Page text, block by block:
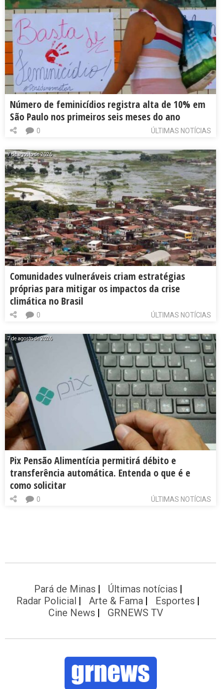
Número de feminicídios registra alta de 10% em
São Paulo nos primeiros seis meses do ano
ÚLTIMAS NOTÍCIAS
0
7 de agosto de 2026
Comunidades vulneráveis criam estratégias
próprias para mitigar os impactos da crise
climática no Brasil
ÚLTIMAS NOTÍCIAS
0
7 de agosto de 2026
Pix Pensão Alimentícia permitirá débito e
transferência automática. Entenda o que é e
como solicitar
ÚLTIMAS NOTÍCIAS
0
Pará de Minas
Últimas notícias
Radar Policial
Arte & Fama
Esportes
Cine News
GRNEWS TV